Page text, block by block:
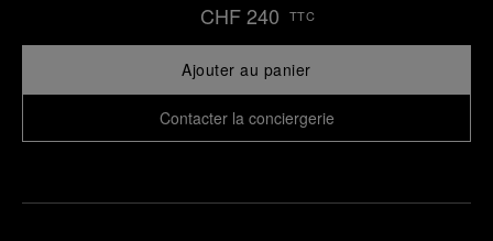
CHF 240 TTC
Ajouter au panier
Contacter la conciergerie